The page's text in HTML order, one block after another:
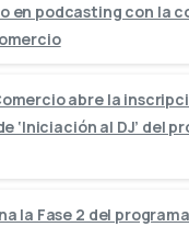
en podcasting con la
abre la
‘Iniciación al DJ’ del
la Fase 2 del